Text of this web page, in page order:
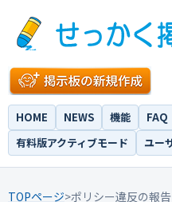
HOME NEWS 機能 FAQ
有料版アクティブモード
ユー
TOPページ>ポリシー違反の報告